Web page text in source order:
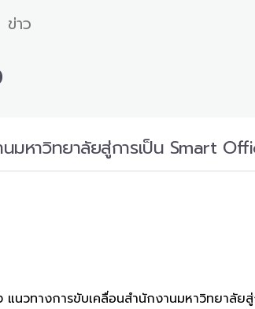
ข่าว
มหาวิทยาลัยสู่การเป็น Smart
นวทางการขับเคลื่อนสำนักงานมหาวิทยาลัย